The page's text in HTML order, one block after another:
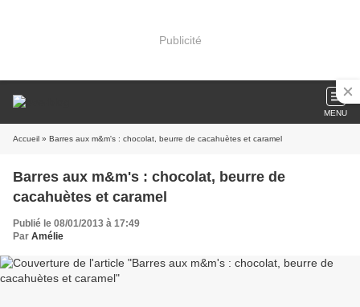
Publicité
MENU
Accueil » Barres aux m&m's : chocolat, beurre de cacahuètes et caramel
Barres aux m&m's : chocolat, beurre de
cacahuètes et caramel
Publié le 08/01/2013 à 17:49
Par Amélie